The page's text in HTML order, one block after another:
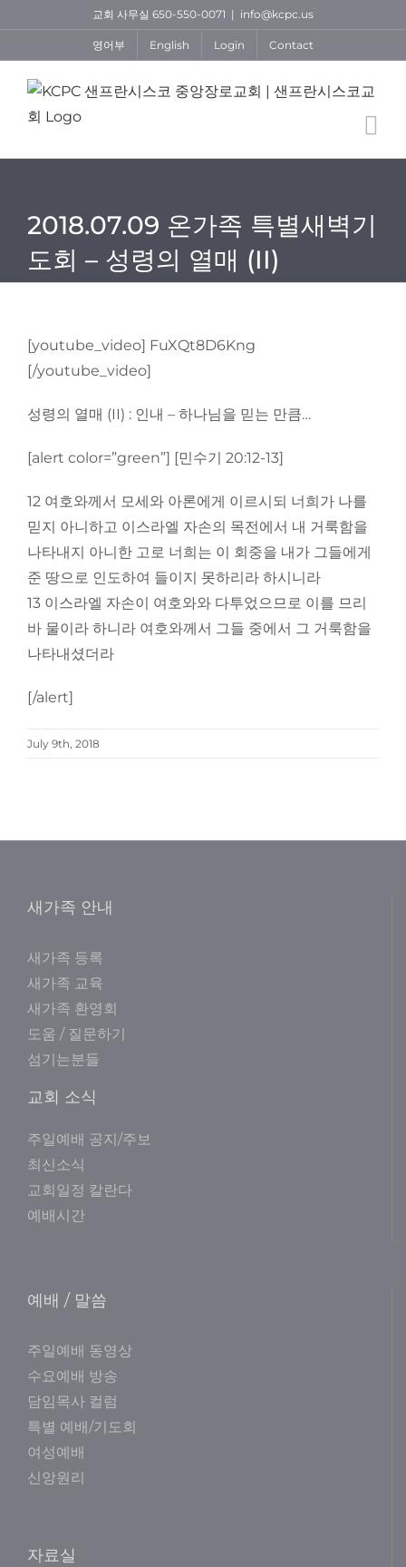
content
교회 사무실 650-550-0071 | info@kcpc.us
영어부 English Login Contact
2018.07.09 온가족 특별새벽기
도회 – 성령의 열매 (II)
[youtube_video] FuXQt8D6Kng
[/youtube_video]
성령의 열매 (II) : 인내 – 하나님을 믿는 만큼…
[alert color=”green”] [민수기 20:12-13]
12 여호와께서 모세와 아론에게 이르시되 너희가 나를
믿지 아니하고 이스라엘 자손의 목전에서 내 거룩함을
나타내지 아니한 고로 너희는 이 회중을 내가 그들에게
준 땅으로 인도하여 들이지 못하리라 하시니라
13 이스라엘 자손이 여호와와 다투었으므로 이를 므리
바 물이라 하니라 여호와께서 그들 중에서 그 거룩함을
나타내셨더라
[/alert]
July 9th, 2018
새가족 안내
새가족 등록
새가족 교육
새가족 환영회
도움 / 질문하기
섬기는분들
교회 소식
주일예배 공지/주보
최신소식
교회일정 칼란다
예배시간
예배 / 말씀
주일예배 동영상
수요예배 방송
담임목사 컬럼
특별 예배/기도회
여성예배
신앙원리
자료실